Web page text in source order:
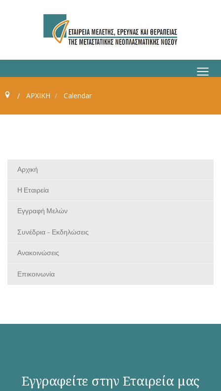
≡
ΑΡΧΙΚΗ Calendar
Αρχική
Η Εταιρεία
Εγγραφή Μελών
Συνέδρια - Εκδηλώσεις
Ανακοινώσεις
Επικοινωνία
Εγγραφείτε στην Εταιρεία μας